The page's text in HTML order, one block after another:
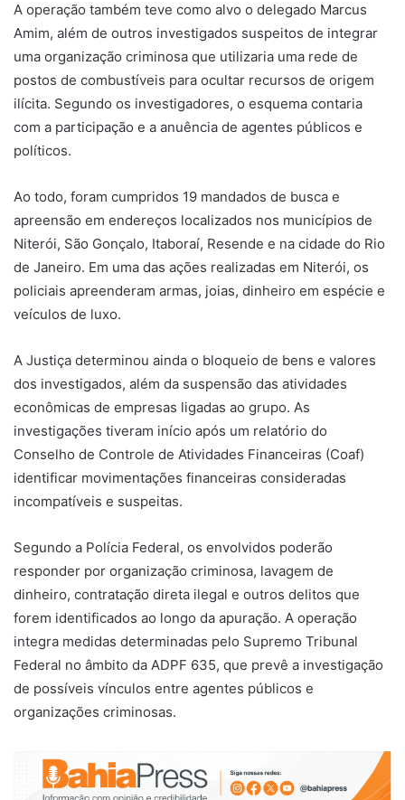
A operação também teve como alvo o delegado Marcus
Amim, além de outros investigados suspeitos de integrar
uma organização criminosa que utilizaria uma rede de
postos de combustíveis para ocultar recursos de origem
ilícita. Segundo os investigadores, o esquema contaria
com a participação e a anuência de agentes públicos e
políticos.
Ao todo, foram cumpridos 19 mandados de busca e
apreensão em endereços localizados nos municípios de
Niterói, São Gonçalo, Itaboraí, Resende e na cidade do Rio
de Janeiro. Em uma das ações realizadas em Niterói, os
policiais apreenderam armas, joias, dinheiro em espécie e
veículos de luxo.
A Justiça determinou ainda o bloqueio de bens e valores
dos investigados, além da suspensão das atividades
econômicas de empresas ligadas ao grupo. As
investigações tiveram início após um relatório do
Conselho de Controle de Atividades Financeiras (Coaf)
identificar movimentações financeiras consideradas
incompatíveis e suspeitas.
Segundo a Polícia Federal, os envolvidos poderão
responder por organização criminosa, lavagem de
dinheiro, contratação direta ilegal e outros delitos que
forem identificados ao longo da apuração. A operação
integra medidas determinadas pelo Supremo Tribunal
Federal no âmbito da ADPF 635, que prevê a investigação
de possíveis vínculos entre agentes públicos e
organizações criminosas.